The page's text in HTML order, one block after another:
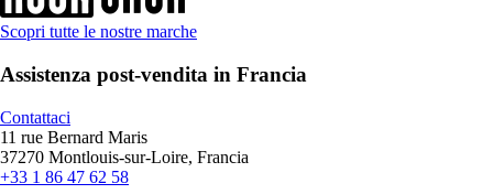
Scopri tutte le nostre marche
Assistenza post-vendita in Francia
Contattaci
11 rue Bernard Maris
37270 Montlouis-sur-Loire, Francia
+33 1 86 47 62 58